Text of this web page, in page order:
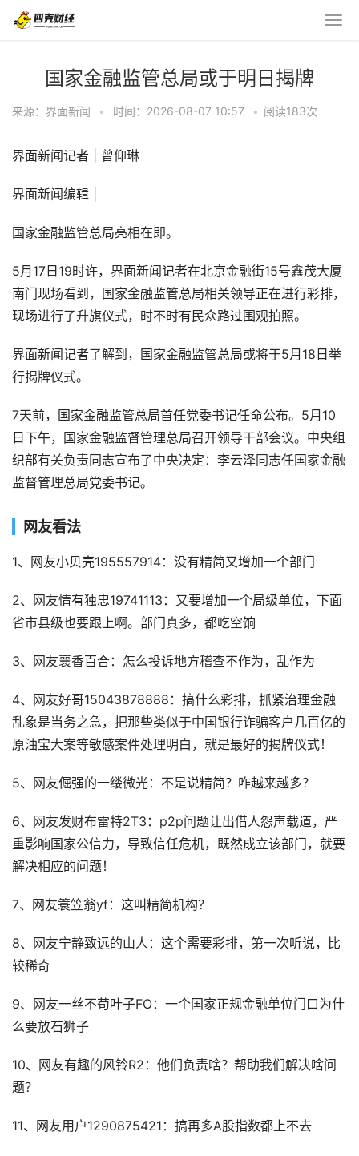
国家金融监管总局或于明日揭牌
来源：界面新闻 • 时间：2026-08-07 10:57 • 阅读183次
界面新闻记者 | 曾仰琳
界面新闻编辑 |
国家金融监管总局亮相在即。
5月17日19时许，界面新闻记者在北京金融街15号鑫茂大厦
南门现场看到，国家金融监管总局相关领导正在进行彩排，
现场进行了升旗仪式，时不时有民众路过围观拍照。
界面新闻记者了解到，国家金融监管总局或将于5月18日举
行揭牌仪式。
7天前，国家金融监管总局首任党委书记任命公布。5月10
日下午，国家金融监督管理总局召开领导干部会议。中央组
织部有关负责同志宣布了中央决定：李云泽同志任国家金融
监督管理总局党委书记。
网友看法
1、网友小贝壳195557914：没有精简又增加一个部门
2、网友情有独忠19741113：又要增加一个局级单位，下面
省市县级也要跟上啊。部门真多，都吃空饷
3、网友襄香百合：怎么投诉地方稽查不作为，乱作为
4、网友好哥15043878888：搞什么彩排，抓紧治理金融
乱象是当务之急，把那些类似于中国银行诈骗客户几百亿的
原油宝大案等敏感案件处理明白，就是最好的揭牌仪式！
5、网友倔强的一缕微光：不是说精简？咋越来越多？
6、网友发财布雷特2T3：p2p问题让出借人怨声载道，严
重影响国家公信力，导致信任危机，既然成立该部门，就要
解决相应的问题！
7、网友簑笠翁yf：这叫精简机构？
8、网友宁静致远的山人：这个需要彩排，第一次听说，比
较稀奇
9、网友一丝不苟叶子FO：一个国家正规金融单位门口为什
么要放石狮子
10、网友有趣的风铃R2：他们负责啥？帮助我们解决啥问
题？
11、网友用户1290875421：搞再多A股指数都上不去